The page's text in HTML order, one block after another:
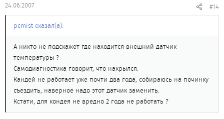
24.06.2007 #14
pcmist сказал(а):
А никто не подскажет где находится внешний датчик
температуры ?
Самодиагностика говорит, что накрылся.
Кандей не работает уже почти два года, собираюсь на починку
съездить, наверное надо этот датчик заменить.
Кстати, для кондея не вредно 2 года не работать ?